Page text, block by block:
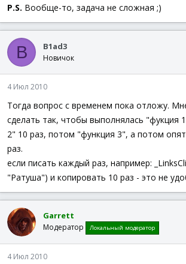
P.S. Вообще-то, задача не сложная ;)
B B1ad3
Новичок
4 Июл 2010
Тогда вопрос с временем пока отложу.
сделать так, чтобы выполнялась "фукция
2" 10 раз, потом "функция 3", а потом
раз.
если писать каждый раз, например:
"Ратуша") и копировать 10 раз - это не
Garrett
Модератор Локальный модератор
4 Июл 2010